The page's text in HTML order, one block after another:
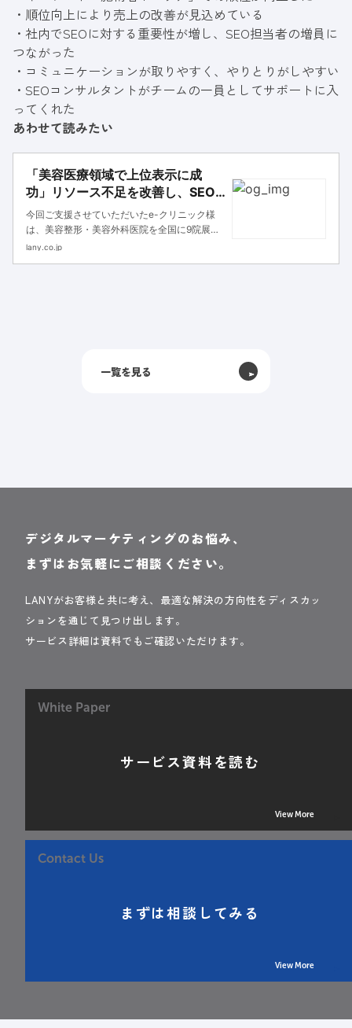
・順位向上により売上の改善が見込めている
・社内でSEOに対する重要性が増し、SEO担当者の増員に
つながった
・コミュニケーションが取りやすく、やりとりがしやすい
・SEOコンサルタントがチームの一員としてサポートに入
ってくれた
あわせて読みたい
「美容医療領域で上位表示に成
功」リソース不足を改善し、SEO
チームの体制強化につながった事
例 | 株式会社LANY | デジタルマー
ケティングカンパニー
今回ご支援させていただいたe-クリニック様
は、美容整形・美容外科医院を全国に9院展開
しています。 美容医療領域でSEOに注力する
lany.co.jp
一覧を見る
デジタルマーケティングのお悩み、
まずはお気軽にご相談ください。
LANYがお客様と共に考え、最適な解決の方向性をディスカッ
ションを通じて見つけ出します。
サービス詳細は資料でもご確認いただけます。
White Paper
サービス資料を読む
View More
Contact Us
まずは相談してみる
View More